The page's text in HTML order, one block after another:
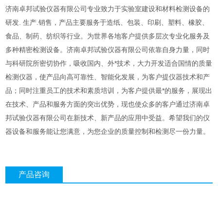
济南卓邦试验仪器有限公司专业致力于实验室建设和材料检测设备的
研发. 生产.销售，产品主要服务于造纸、包装、印刷、塑料、橡胶、
食品、制药、纺织等行业。为世界各地客户提供多层次专业化服务及
多种精密检测设备。济南卓邦试验仪器有限公司依靠自身力量，同时
与科研院所密切协作，吸收国内、外*技术，大力开发适合国情的质量
检测仪器，使产品向高可靠性、智能化发展，为客户提仪器技术和产
品；同时注重员工的技术和素质培训，为客户提供最*的服务，展现出
在技术、产品和服务方面的突出优势，现也使众多的客户通过济南卓
邦试验仪器有限公司在新技术、新产品的应用中受益。希望我们的仪
器设备和服务能让您满意，为您企业的质量控制和检测尽一份力量。
产品咨询